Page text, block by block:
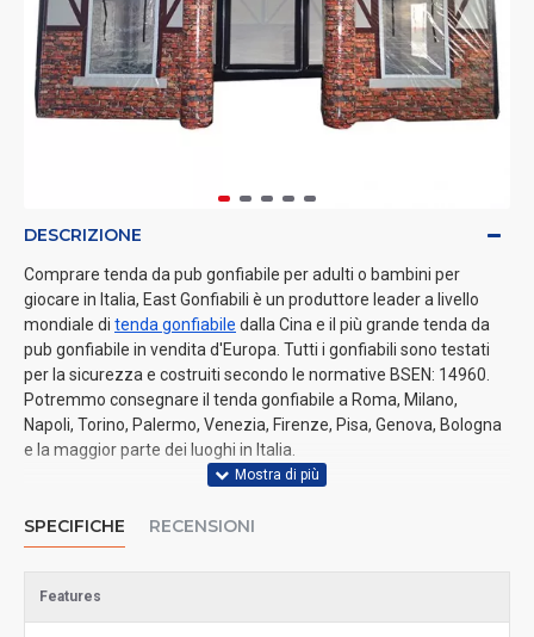
DESCRIZIONE
Comprare tenda da pub gonfiabile per adulti o bambini per
giocare in Italia, East Gonfiabili è un produttore leader a livello
mondiale di tenda gonfiabile dalla Cina e il più grande tenda da
pub gonfiabile in vendita d'Europa. Tutti i gonfiabili sono testati
per la sicurezza e costruiti secondo le normative BSEN: 14960.
Potremmo consegnare il tenda gonfiabile a Roma, Milano,
Napoli, Torino, Palermo, Venezia, Firenze, Pisa, Genova, Bologna
e la maggior parte dei luoghi in Italia.
SPECIFICHE RECENSIONI
Features